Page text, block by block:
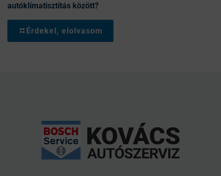
autóklímatisztítás között?
Érdekel, elolvasom